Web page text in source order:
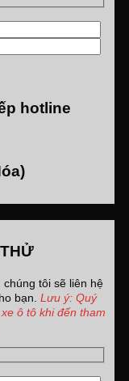
hotline
tôi sẽ liên hệ
bạn. Lưu ý: Quý
ô tô khi đến tham